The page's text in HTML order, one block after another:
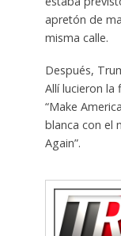
apretón de
misma calle.
Después,
Allí lucieron la
“Make
blanca con el
Again”.